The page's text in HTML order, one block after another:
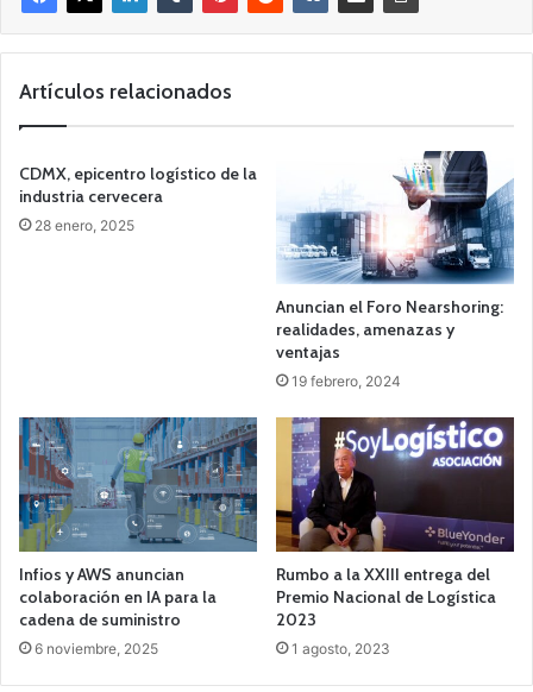
Artículos relacionados
CDMX, epicentro logístico de la
industria cervecera
28 enero, 2025
Anuncian el Foro Nearshoring:
realidades, amenazas y
ventajas
19 febrero, 2024
Infios y AWS anuncian
colaboración en IA para la
cadena de suministro
6 noviembre, 2025
Rumbo a la XXIII entrega del
Premio Nacional de Logística
2023
1 agosto, 2023